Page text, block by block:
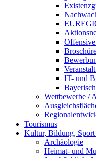
IT- und
Wettbewerbe /
Tourismus
Kultur, Bildung,
Archäologie
Heimat- und